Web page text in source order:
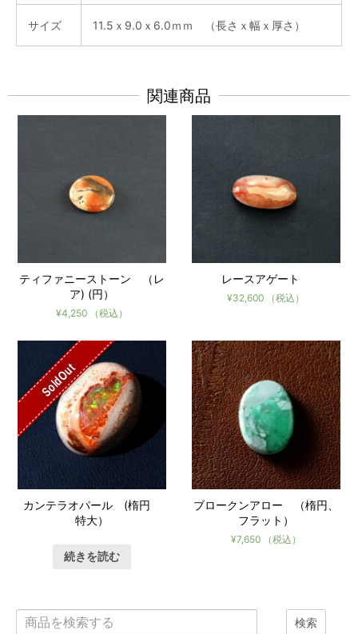
サイズ 11.5ｘ9.0ｘ6.0ｍｍ （長さｘ幅ｘ厚さ）
関連商品
ティファニーストーン （レ
ア) (円）
¥4,250 （税込）
レースアゲート
¥32,600 （税込）
カンテラオパール (楕円
特大）
SoldOut
続きを読む
ブロークンアロー （楕円、
フラット）
¥7,650 （税込）
検索